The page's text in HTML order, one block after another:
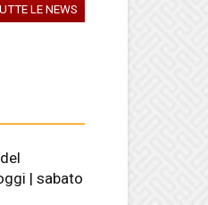
LE NEWS
| sabato